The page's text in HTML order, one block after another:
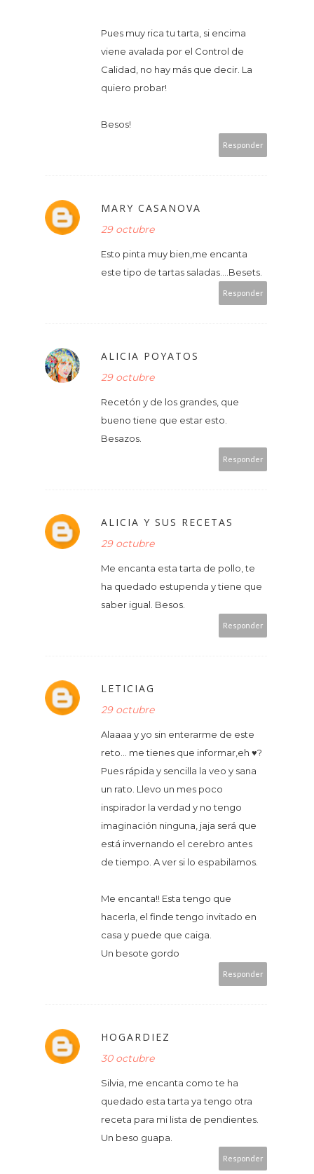
Pues muy rica tu tarta, si encima
viene avalada por el Control de
Calidad, no hay más que decir. La
quiero probar!
Besos!
Responder
MARY CASANOVA
29 octubre
Esto pinta muy bien,me encanta
este tipo de tartas saladas....Besets.
Responder
ALICIA POYATOS
29 octubre
Recetón y de los grandes, que
bueno tiene que estar esto.
Besazos.
Responder
ALICIA Y SUS RECETAS
29 octubre
Me encanta esta tarta de pollo, te
ha quedado estupenda y tiene que
saber igual. Besos.
Responder
LETICIAG
29 octubre
Alaaaa y yo sin enterarme de este
reto... me tienes que informar,eh ♥?
Pues rápida y sencilla la veo y sana
un rato. Llevo un mes poco
inspirador la verdad y no tengo
imaginación ninguna, jaja será que
está invernando el cerebro antes
de tiempo. A ver si lo espabilamos.
Me encanta!! Esta tengo que
hacerla, el finde tengo invitado en
casa y puede que caiga.
Un besote gordo
Responder
HOGARDIEZ
30 octubre
Silvia, me encanta como te ha
quedado esta tarta ya tengo otra
receta para mi lista de pendientes.
Un beso guapa.
Responder